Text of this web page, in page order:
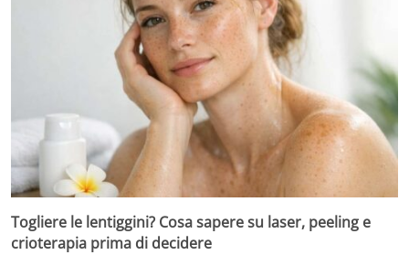
Togliere le lentiggini? Cosa sapere su laser, peeling e
crioterapia prima di decidere